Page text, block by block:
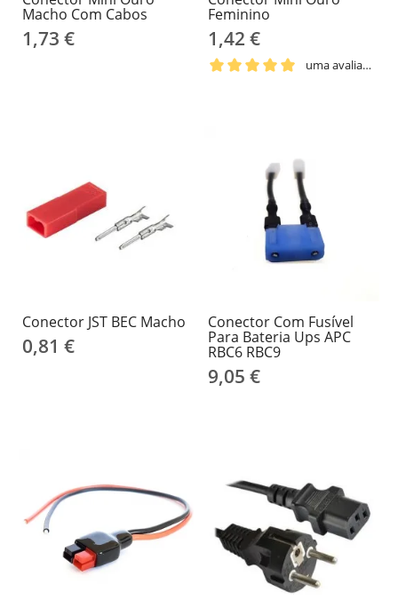
Macho Com Cabos
1,73 €
Feminino
1,42 €
uma avaliação
Conector JST BEC Macho
0,81 €
Conector Com Fusível
Para Bateria Ups APC
RBC6 RBC9
9,05 €